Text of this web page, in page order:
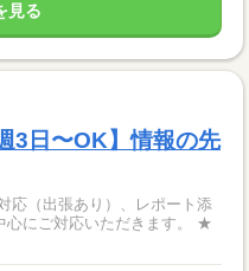
見る
3日〜OK】情報の先
応（出張あり）、レポート添
にご対応いただきます。 ★